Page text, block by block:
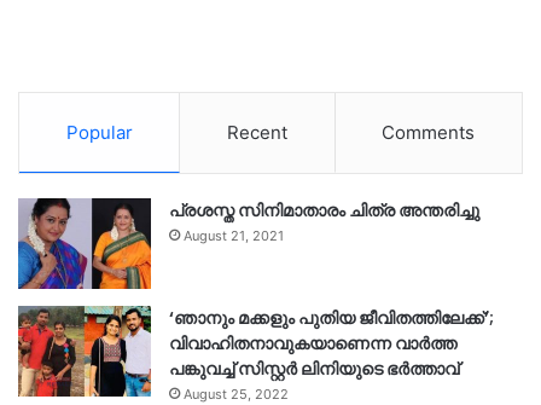
Popular Recent Comments
പ്രശസ്ത സിനിമാതാരം ചിത്ര അന്തരിച്ചു
August 21, 2021
‘ഞാനും മക്കളും പുതിയ ജീവിതത്തിലേക്ക്’;
വിവാഹിതനാവുകയാണെന്ന വാർത്ത
പങ്കുവച്ച് സിസ്റ്റർ ലിനിയുടെ ഭർത്താവ്
August 25, 2022